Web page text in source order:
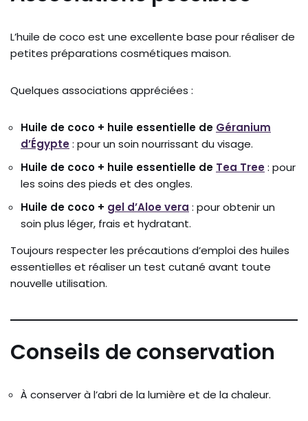
L’huile de coco est une excellente base pour réaliser de
petites préparations cosmétiques maison.
Quelques associations appréciées :
Huile de coco + huile essentielle de Géranium
d’Égypte: pour un soin nourrissant du visage.
Huile de coco + huile essentielle de Tea Tree: pour
les soins des pieds et des ongles.
Huile de coco + gel d’Aloe vera : pour obtenir un
soin plus léger, frais et hydratant.
Toujours respecter les précautions d’emploi des huiles
essentielles et réaliser un test cutané avant toute
nouvelle utilisation.
Conseils de conservation
À conserver à l’abri de la lumière et de la chaleur.